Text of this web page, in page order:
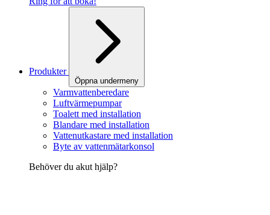
Produkter
Öppna undermeny
Varmvattenberedare
Luftvärmepumpar
Toalett med installation
Blandare med installation
Vattenutkastare med installation
Byte av vattenmätarkonsol
Behöver du akut hjälp?